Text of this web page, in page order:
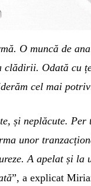
O muncă de
clădirii. Odată cu
cel mai
și neplăcute.
unor
A apelat și
”, a explicat